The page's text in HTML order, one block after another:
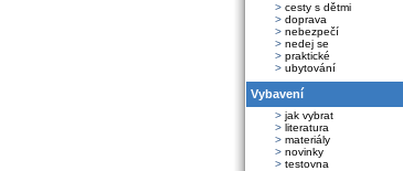
> cesty s dětmi
> doprava
> nebezpečí
> nedej se
> praktické
> ubytování
Vybavení
> jak vybrat
> literatura
> materiály
> novinky
> testovna